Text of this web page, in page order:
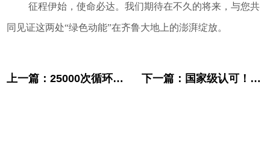
征程伊始，使命必达。我们期待在不久的将来，与您共
同见证这两处“绿色动能”在齐鲁大地上的澎湃绽放。
上一篇：25000次循环！液流储能科技新一代全钒液流储能系统再获“储能技术创新奖”​ 下一篇： 国家级认可！液流储能科技储能系统入选节能降碳技术装备目录